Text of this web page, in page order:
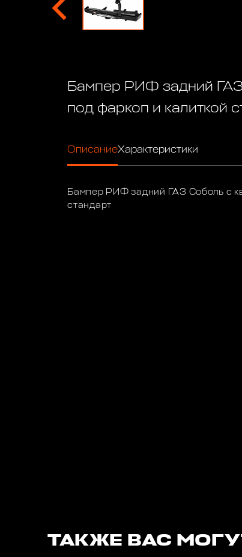
Бампер РИФ задний
под фаркоп и калиткой
ОписаниеХарактеристики
Бампер РИФ задний ГАЗ Соболь с
стандарт
ТАКЖЕ ВАС